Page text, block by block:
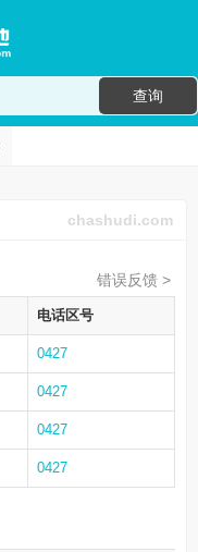
查询
chashudi.com
错误反馈 >
电话区号
0427
0427
0427
0427